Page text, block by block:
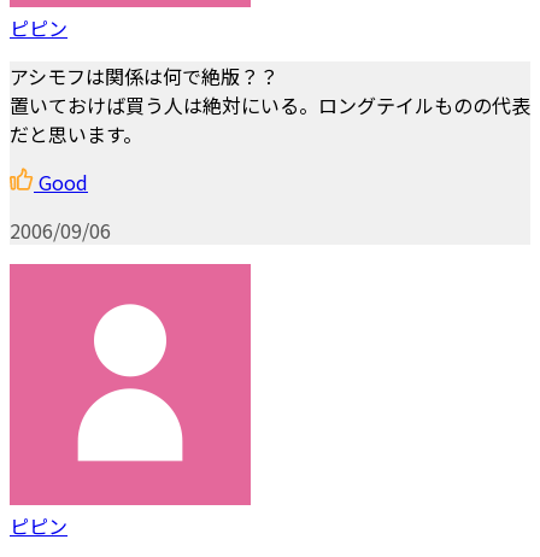
ピピン
アシモフは関係は何で絶版？？
置いておけば買う人は絶対にいる。ロングテイルものの代表
だと思います。
Good
2006/09/06
ピピン